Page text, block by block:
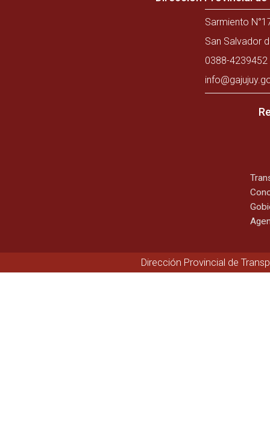
Sarmiento
San Salvador
0388-
Dirección Provincial de